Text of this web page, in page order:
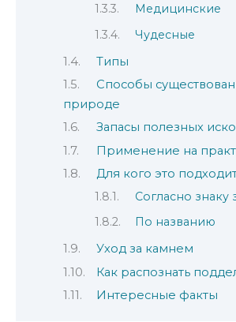
Медицинские
Чудесные
Типы
Способы
природе
Запасы полезных
Применение на
Для кого это
Согласно знаку
По названию
Уход за камнем
Как распознать
Интересные факты